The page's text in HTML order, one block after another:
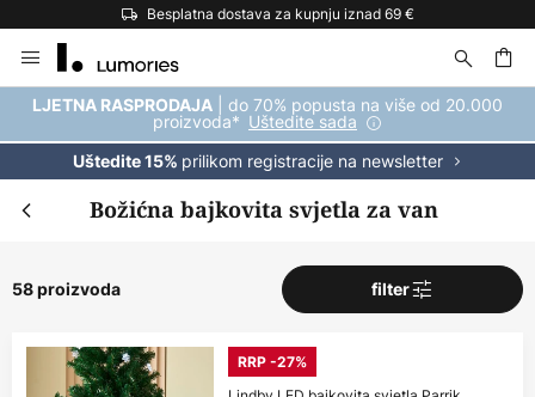
Besplatna dostava za kupnju iznad 69 €
to
Content
LJETNA RASPRODAJA | do 70% popusta na više od 20.000
proizvoda* Uštedite sada
Uštedite 15% prilikom registracije na newsletter
Božićna bajkovita svjetla za van
58 proizvoda filter
RRP -27%